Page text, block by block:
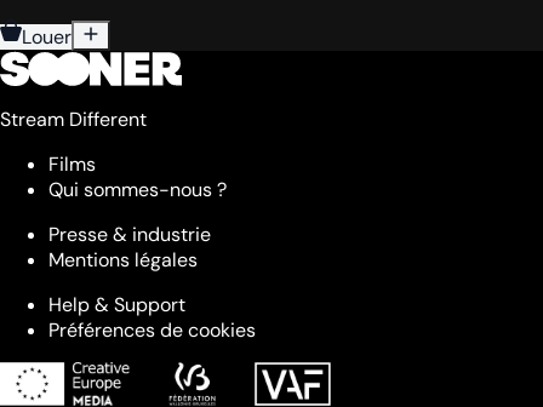
Louer
Stream Different
Films
Qui sommes-nous ?
Presse & industrie
Mentions légales
Help & Support
Préférences de cookies